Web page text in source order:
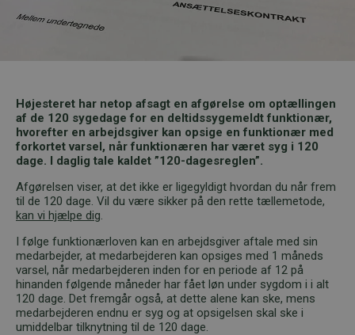
Højesteret har netop afsagt en afgørelse om optællingen
af de 120 sygedage for en deltidssygemeldt funktionær,
hvorefter en arbejdsgiver kan opsige en funktionær med
forkortet varsel, når funktionæren har været syg i 120
dage. I daglig tale kaldet ”120-dagesreglen”.
Afgørelsen viser, at det ikke er ligegyldigt hvordan du når frem
til de 120 dage. Vil du være sikker på den rette tællemetode,
kan vi hjælpe dig.
I følge funktionærloven kan en arbejdsgiver aftale med sin
medarbejder, at medarbejderen kan opsiges med 1 måneds
varsel, når medarbejderen inden for en periode af 12 på
hinanden følgende måneder har fået løn under sygdom i i alt
120 dage. Det fremgår også, at dette alene kan ske, mens
medarbejderen endnu er syg og at opsigelsen skal ske i
umiddelbar tilknytning til de 120 dage.